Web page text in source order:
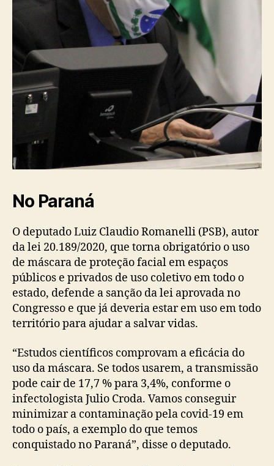
No Paraná
O deputado Luiz Claudio Romanelli (PSB), autor
da lei 20.189/2020, que torna obrigatório o uso
de máscara de proteção facial em espaços
públicos e privados de uso coletivo em todo o
estado, defende a sanção da lei aprovada no
Congresso e que já deveria estar em uso em todo
território para ajudar a salvar vidas.
“Estudos científicos comprovam a eficácia do
uso da máscara. Se todos usarem, a transmissão
pode cair de 17,7 % para 3,4%, conforme o
infectologista Julio Croda. Vamos conseguir
minimizar a contaminação pela covid-19 em
todo o país, a exemplo do que temos
conquistado no Paraná”, disse o deputado.